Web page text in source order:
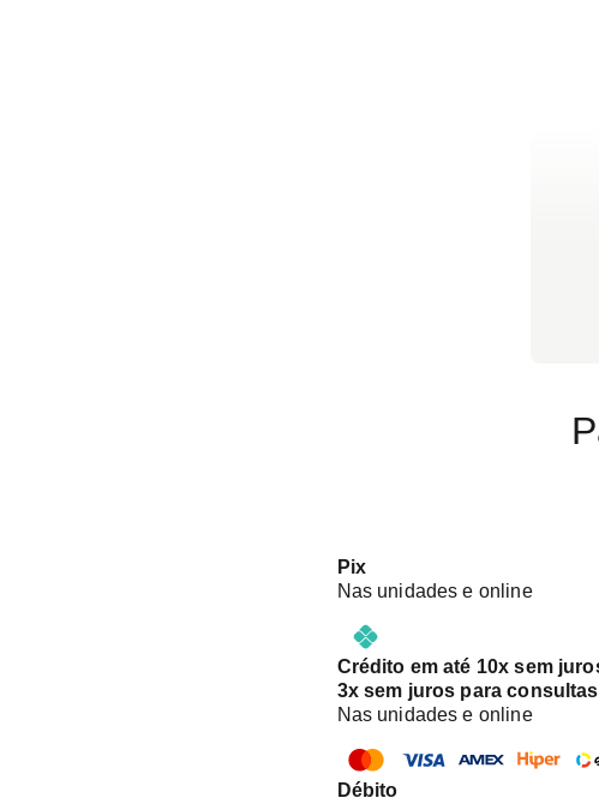
Pix
Nas unidades e online
Crédito em até 10x sem
3x sem juros para consultas
Nas unidades e online
Débito